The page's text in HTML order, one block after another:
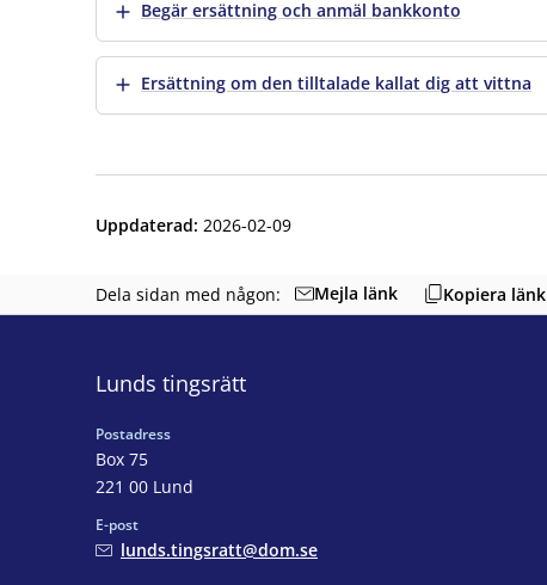
Visa merBegär ersättning och anmäl bankkonto
Visa merErsättning om den tilltalade kallat dig att vittna
Uppdaterad: 2026-02-09
Dela sidan med någon: Mejla länk Kopiera länk
Lunds tingsrätt
Postadress
Box 75
221 00 Lund
E-post
lunds.tingsratt@dom.se